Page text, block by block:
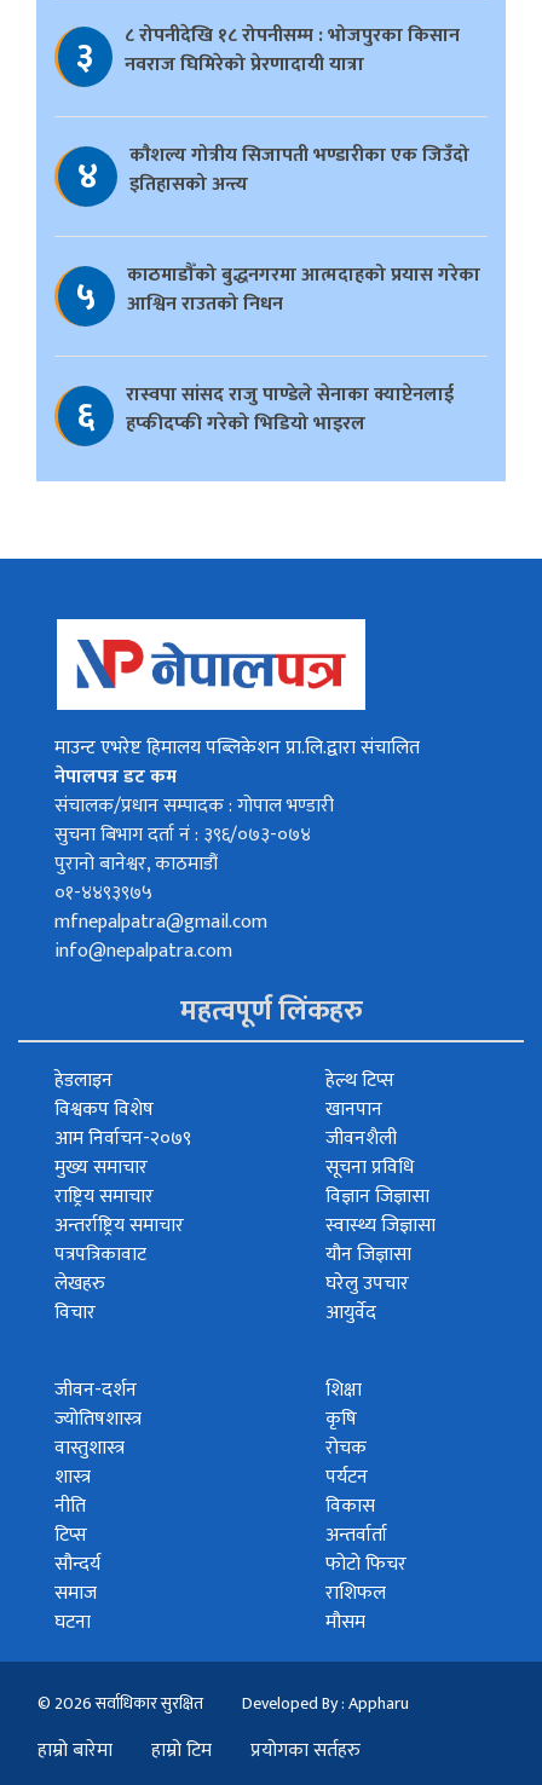
३
८ रोपनीदेखि १८ रोपनीसम्म : भोजपुरका किसान
नवराज घिमिरेको प्रेरणादायी यात्रा
४
काैशल्य गोत्रीय सिजापती भण्डारीका एक जिउँदो
इतिहासको अन्त्य
५
काठमाडौँको बुद्धनगरमा आत्मदाहको प्रयास गरेका
आश्विन राउतको निधन
६
रास्वपा सांसद राजु पाण्डेले सेनाका क्याप्टेनलाई
हप्कीदप्की गरेको भिडियो भाइरल
माउन्ट एभरेष्ट हिमालय पब्लिकेशन प्रा.लि.द्वारा संचालित
नेपालपत्र डट कम
संचालक/प्रधान सम्पादक : गोपाल भण्डारी
सुचना बिभाग दर्ता नं : ३९६/०७३-०७४
पुरानो बानेश्वर, काठमाडौं
०१-४४९३९७५
mfnepalpatra@gmail.com
info@nepalpatra.com
महत्वपूर्ण लिंकहरु
हेडलाइन
विश्वकप विशेष
आम निर्वाचन-२०७९
मुख्य समाचार
राष्ट्रिय समाचार
अन्तर्राष्ट्रिय समाचार
पत्रपत्रिकावाट
लेखहरु
विचार
हेल्थ टिप्स
खानपान
जीवनशैली
सूचना प्रविधि
विज्ञान जिज्ञासा
स्वास्थ्य जिज्ञासा
यौन जिज्ञासा
घरेलु उपचार
आयुर्वेद
जीवन-दर्शन
ज्योतिषशास्त्र
वास्तुशास्त्र
शास्त्र
नीति
टिप्स
सौन्दर्य
समाज
घटना
शिक्षा
कृषि
रोचक
पर्यटन
विकास
अन्तर्वार्ता
फोटो फिचर
राशिफल
मौसम
© 2026 सर्वाधिकार सुरक्षित Developed By : Appharu
हाम्रो बारेमा हाम्रो टिम
प्रयोगका सर्तहरु